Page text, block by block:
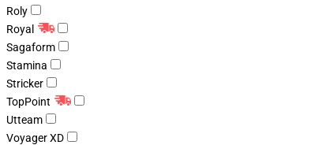
Roly
Royal
Sagaform
Stamina
Stricker
TopPoint
Utteam
Voyager XD